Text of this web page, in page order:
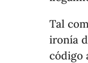
Tal
ironía
código